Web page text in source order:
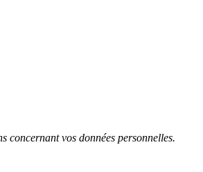
concernant vos données personnelles.